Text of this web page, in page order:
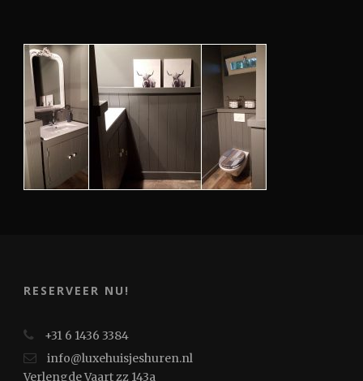
RESERVEER NU!
+31 6 1436 3384
info@luxehuisjeshuren.nl
Verlengde Vaart zz 143a